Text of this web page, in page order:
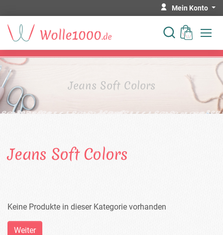
Mein Konto
Jeans Soft Colors
Jeans Soft Colors
Keine Produkte in dieser Kategorie vorhanden
Weiter